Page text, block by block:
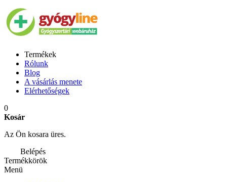
Termékek
Rólunk
Blog
A vásárlás menete
Elérhetőségek
0
Kosár
Az Ön kosara üres.
Belépés
Termékkörök
Menü